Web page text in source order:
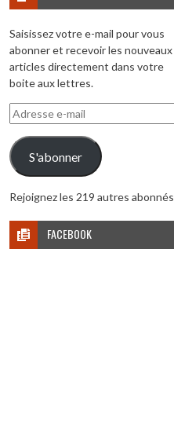
Saisissez votre e-mail pour vous
abonner et recevoir les nouveaux
articles directement dans votre
boite aux lettres.
Adresse
e-
mail
S'abonner
Rejoignez les 219 autres abonnés
FACEBOOK